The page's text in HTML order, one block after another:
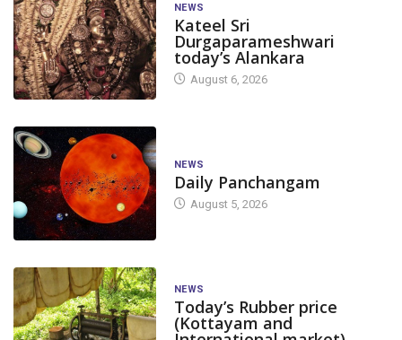
NEWS
Kateel Sri
Durgaparameshwari
today’s Alankara
August 6, 2026
NEWS
Daily Panchangam
August 5, 2026
NEWS
Today’s Rubber price
(Kottayam and